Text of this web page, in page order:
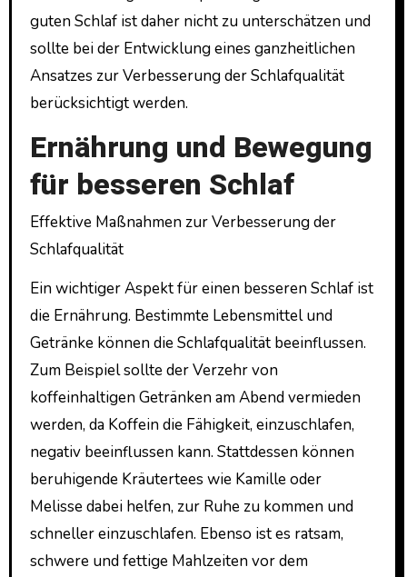
guten Schlaf ist daher nicht zu unterschätzen und
sollte bei der Entwicklung eines ganzheitlichen
Ansatzes zur Verbesserung der Schlafqualität
berücksichtigt werden.
Ernährung und Bewegung
für besseren Schlaf
Effektive Maßnahmen zur Verbesserung der
Schlafqualität
Ein wichtiger Aspekt für einen besseren Schlaf ist
die Ernährung. Bestimmte Lebensmittel und
Getränke können die Schlafqualität beeinflussen.
Zum Beispiel sollte der Verzehr von
koffeinhaltigen Getränken am Abend vermieden
werden, da Koffein die Fähigkeit, einzuschlafen,
negativ beeinflussen kann. Stattdessen können
beruhigende Kräutertees wie Kamille oder
Melisse dabei helfen, zur Ruhe zu kommen und
schneller einzuschlafen. Ebenso ist es ratsam,
schwere und fettige Mahlzeiten vor dem